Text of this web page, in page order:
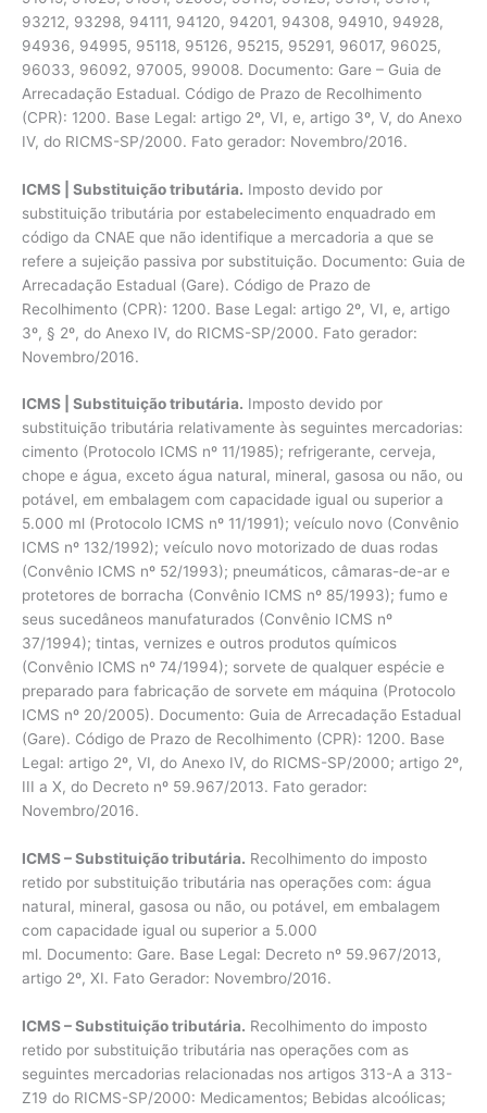
93212, 93298, 94111, 94120, 94201, 94308, 94910, 94928,
94936, 94995, 95118, 95126, 95215, 95291, 96017, 96025,
96033, 96092, 97005, 99008. Documento: Gare – Guia de
Arrecadação Estadual. Código de Prazo de Recolhimento
(CPR): 1200. Base Legal: artigo 2º, VI, e, artigo 3º, V, do Anexo
IV, do RICMS-SP/2000. Fato gerador: Novembro/2016.
ICMS | Substituição tributária. Imposto devido por
substituição tributária por estabelecimento enquadrado em
código da CNAE que não identifique a mercadoria a que se
refere a sujeição passiva por substituição. Documento: Guia de
Arrecadação Estadual (Gare). Código de Prazo de
Recolhimento (CPR): 1200. Base Legal: artigo 2º, VI, e, artigo
3º, § 2º, do Anexo IV, do RICMS-SP/2000. Fato gerador:
Novembro/2016.
ICMS | Substituição tributária. Imposto devido por
substituição tributária relativamente às seguintes mercadorias:
cimento (Protocolo ICMS nº 11/1985); refrigerante, cerveja,
chope e água, exceto água natural, mineral, gasosa ou não, ou
potável, em embalagem com capacidade igual ou superior a
5.000 ml (Protocolo ICMS nº 11/1991); veículo novo (Convênio
ICMS nº 132/1992); veículo novo motorizado de duas rodas
(Convênio ICMS nº 52/1993); pneumáticos, câmaras-de-ar e
protetores de borracha (Convênio ICMS nº 85/1993); fumo e
seus sucedâneos manufaturados (Convênio ICMS nº
37/1994); tintas, vernizes e outros produtos químicos
(Convênio ICMS nº 74/1994); sorvete de qualquer espécie e
preparado para fabricação de sorvete em máquina (Protocolo
ICMS nº 20/2005). Documento: Guia de Arrecadação Estadual
(Gare). Código de Prazo de Recolhimento (CPR): 1200. Base
Legal: artigo 2º, VI, do Anexo IV, do RICMS-SP/2000; artigo 2º,
III a X, do Decreto nº 59.967/2013. Fato gerador:
Novembro/2016.
ICMS – Substituição tributária. Recolhimento do imposto
retido por substituição tributária nas operações com: água
natural, mineral, gasosa ou não, ou potável, em embalagem
com capacidade igual ou superior a 5.000
ml. Documento: Gare. Base Legal: Decreto nº 59.967/2013,
artigo 2º, XI. Fato Gerador: Novembro/2016.
ICMS – Substituição tributária. Recolhimento do imposto
retido por substituição tributária nas operações com as
seguintes mercadorias relacionadas nos artigos 313-A a 313-
Z19 do RICMS-SP/2000: Medicamentos; Bebidas alcoólicas;